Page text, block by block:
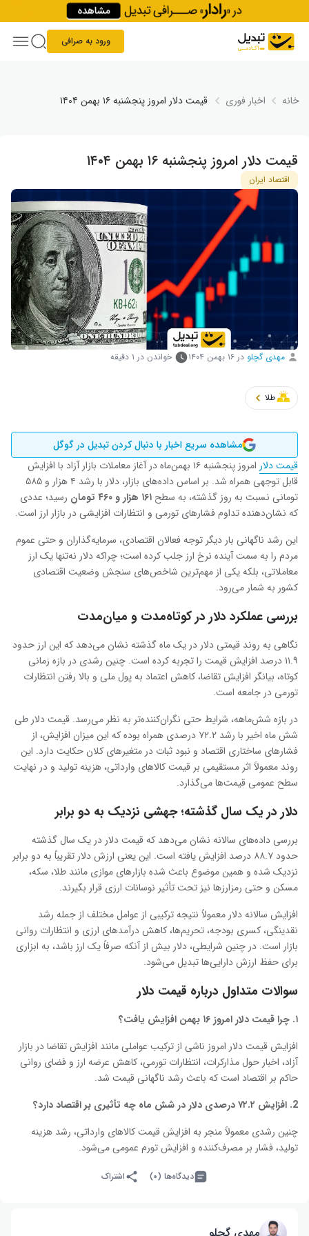
Skip to content
ورود به صرافی
خانه اخبار فوری قیمت دلار امروز پنجشنبه ۱۶ بهمن ۱۴۰۴
قیمت دلار امروز پنجشنبه ۱۶ بهمن ۱۴۰۴
اقتصاد ایران
مهدی گچلو در ۱۶ بهمن ۱۴۰۴ خواندن در ۱ دقیقه
طلا
مشاهده سریع اخبار با دنبال کردن تبدیل در گوگل
قیمت دلار
امروز پنجشنبه ۱۶ بهمن‌ماه در آغاز معاملات بازار آزاد با افزایش
قابل توجهی همراه شد. بر اساس داده‌های بازار، دلار با رشد ۴ هزار و ۵۸۵
تومانی نسبت به روز گذشته، به سطح
رسید؛ عددی
که نشان‌دهنده تداوم فشارهای تورمی و انتظارات افزایشی در بازار ارز است.
این رشد ناگهانی بار دیگر توجه فعالان اقتصادی، سرمایه‌گذاران و حتی عموم
مردم را به سمت آینده نرخ ارز جلب کرده است؛ چراکه دلار نه‌تنها یک ارز
معاملاتی، بلکه یکی از مهم‌ترین شاخص‌های سنجش وضعیت اقتصادی
کشور به شمار می‌رود.
بررسی عملکرد دلار در کوتاه‌مدت و میان‌مدت
نگاهی به روند قیمتی دلار در یک ماه گذشته نشان می‌دهد که این ارز حدود
۱۱.۹ درصد افزایش قیمت را تجربه کرده است. چنین رشدی در بازه زمانی
کوتاه، بیانگر افزایش تقاضا، کاهش اعتماد به پول ملی و بالا رفتن انتظارات
تورمی در جامعه است.
در بازه شش‌ماهه، شرایط حتی نگران‌کننده‌تر به نظر می‌رسد. قیمت دلار طی
شش ماه اخیر با رشد ۷۲.۲ درصدی همراه بوده که این میزان افزایش، از
فشارهای ساختاری اقتصاد و نبود ثبات در متغیرهای کلان حکایت دارد. این
روند معمولاً اثر مستقیمی بر قیمت کالاهای وارداتی، هزینه تولید و در نهایت
سطح عمومی قیمت‌ها می‌گذارد.
دلار در یک سال گذشته؛ جهشی نزدیک به دو برابر
بررسی داده‌های سالانه نشان می‌دهد که قیمت دلار در یک سال گذشته
حدود ۸۸.۷ درصد افزایش یافته است. این یعنی ارزش دلار تقریباً به دو برابر
نزدیک شده و همین موضوع باعث شده بازارهای موازی مانند طلا، سکه،
مسکن و حتی رمزارزها نیز تحت تأثیر نوسانات ارزی قرار بگیرند.
افزایش سالانه دلار معمولاً نتیجه ترکیبی از عوامل مختلف از جمله رشد
نقدینگی، کسری بودجه، تحریم‌ها، کاهش درآمدهای ارزی و انتظارات روانی
بازار است. در چنین شرایطی، دلار بیش از آنکه صرفاً یک ارز باشد، به ابزاری
برای حفظ ارزش دارایی‌ها تبدیل می‌شود.
سوالات متداول درباره قیمت دلار
۱. چرا قیمت دلار امروز ۱۶ بهمن افزایش یافت؟
افزایش قیمت دلار امروز ناشی از ترکیب عواملی مانند افزایش تقاضا در بازار
آزاد، اخبار حول مذارکرات، انتظارات تورمی، کاهش عرضه ارز و فضای روانی
حاکم بر اقتصاد است که باعث رشد ناگهانی قیمت شد.
2
. افزایش ۷۲.۲ درصدی دلار در شش ماه چه تأثیری بر اقتصاد دارد؟
چنین رشدی معمولاً منجر به افزایش قیمت کالاهای وارداتی، رشد هزینه
تولید، فشار بر مصرف‌کننده و افزایش تورم عمومی می‌شود.
دیدگاه‌ها (۰) اشتراک